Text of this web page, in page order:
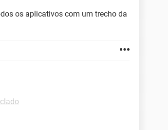
os aplicativos com um trecho da